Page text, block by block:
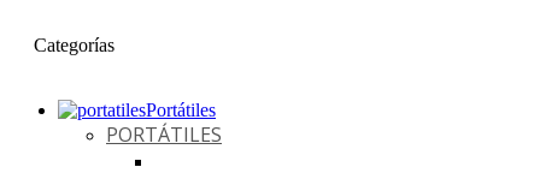
Categorías
Portátiles
PORTÁTILES